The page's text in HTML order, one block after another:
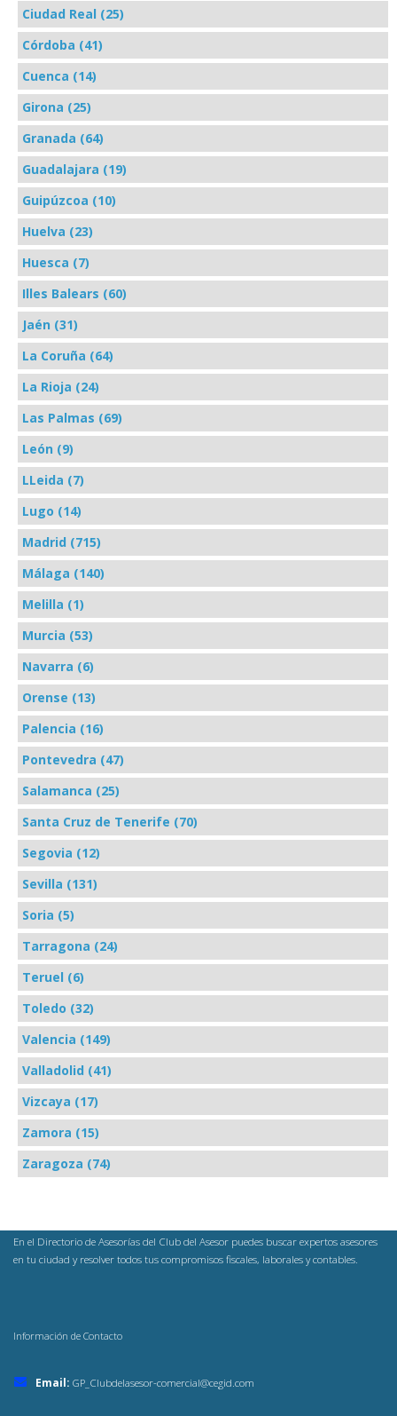
Ciudad Real (25)
Córdoba (41)
Cuenca (14)
Girona (25)
Granada (64)
Guadalajara (19)
Guipúzcoa (10)
Huelva (23)
Huesca (7)
Illes Balears (60)
Jaén (31)
La Coruña (64)
La Rioja (24)
Las Palmas (69)
León (9)
LLeida (7)
Lugo (14)
Madrid (715)
Málaga (140)
Melilla (1)
Murcia (53)
Navarra (6)
Orense (13)
Palencia (16)
Pontevedra (47)
Salamanca (25)
Santa Cruz de Tenerife (70)
Segovia (12)
Sevilla (131)
Soria (5)
Tarragona (24)
Teruel (6)
Toledo (32)
Valencia (149)
Valladolid (41)
Vizcaya (17)
Zamora (15)
Zaragoza (74)
En el Directorio de Asesorías del Club del Asesor puedes buscar expertos asesores
en tu ciudad y resolver todos tus compromisos fiscales, laborales y contables.
Información de Contacto
Email: GP_Clubdelasesor-comercial@cegid.com